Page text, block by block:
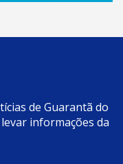
de Guarantã do
informações da